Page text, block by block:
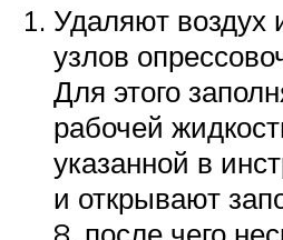
Удаляют воздух
узлов
Для этого
рабочей
указанной в
и открывают